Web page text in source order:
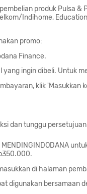
produk Pulsa &
Indihome,
promo:
Finance.
yang ingin dibeli. Untuk
klik 'Masukkan
dan tunggu
di halaman
digunakan bersamaan